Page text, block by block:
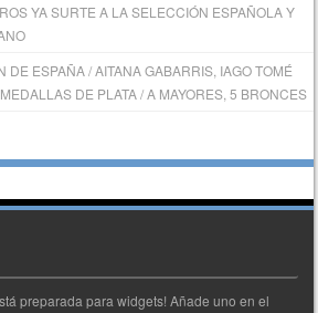
YA SURTE A LA SELECCIÓN ESPAÑOLA Y
DE ESPAÑA / AITANA GABARRIS, IAGO TOMÉ
DE PLATA / A MAYORES, 5 BRONCES
preparada para widgets! Añade uno en el